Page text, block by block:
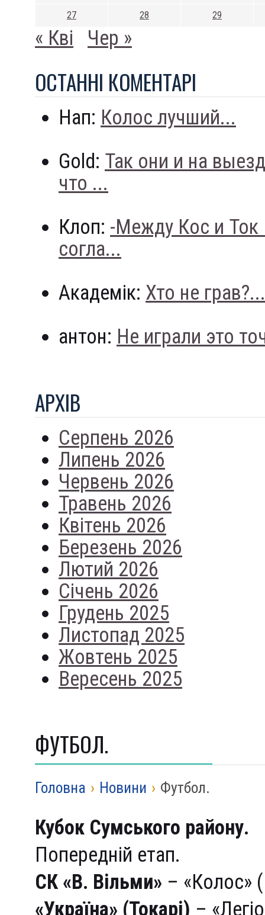
27 28 29
« Кві Чер »
ОСТАННI КОМЕНТАРI
Нап: Колос лучший...
Gold: Так они и на
что ...
Клоп: -Между Кос и
согла...
Академік: Хто не грав?...
антон: Не играли это
АРХIВ
Серпень 2026
Липень 2026
Червень 2026
Травень 2026
Квітень 2026
Березень 2026
Лютий 2026
Січень 2026
Грудень 2025
Листопад 2025
Жовтень 2025
Вересень 2025
ФУТБОЛ.
Головна › Новини › Футбол.
Кубок Сумського району.
Попередній етап.
СК «В. Вільми» – «Колос»
«Україна» (Токарі) –